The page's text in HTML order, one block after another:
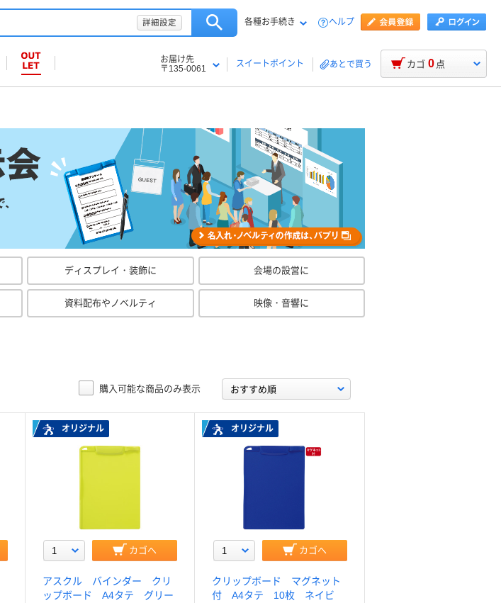
詳細設定 各種お手続き ヘルプ
お届け先
〒135-0061
スイートポイント あとで買う カゴ 0 点
ディスプレイ・装飾に 会場の設営に
資料配布やノベルティ 映像・音響に
購入可能な商品のみ表示
オリジナル
カゴへ
アスクル バインダー クリ
ップボード A4タテ グリー
オリジナル
カゴへ
クリップボード マグネット
付 A4タテ 10枚 ネイビ